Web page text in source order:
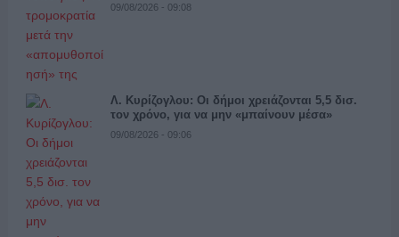
09/08/2026 - 09:08
Λ. Κυρίζογλου: Οι δήμοι χρειάζονται 5,5 δισ.
τον χρόνο, για να μην «μπαίνουν μέσα»
09/08/2026 - 09:06